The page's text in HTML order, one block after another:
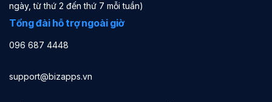
ngày, từ thứ 2 đến thứ 7 mỗi tuần)
Tổng đài hỗ trợ ngoài giờ
096 687 4448
support@bizapps.vn